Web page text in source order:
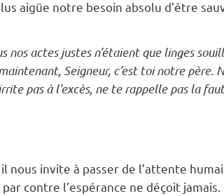
aigüe notre besoin absolu d’être
nos actes justes n’étaient que linges
Seigneur, c’est toi notre père.
pas à l’excès, ne te rappelle pas la
nous invite à passer de l’attente
contre l’espérance ne déçoit jamais.